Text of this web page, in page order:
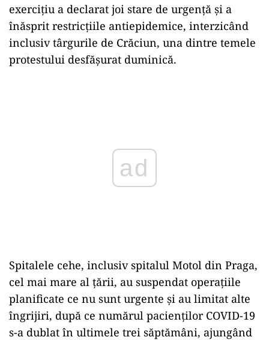
exerciţiu a declarat joi stare de urgenţă şi a
înăsprit restricţiile antiepidemice, interzicând
inclusiv târgurile de Crăciun, una dintre temele
protestului desfăşurat duminică.
Spitalele cehe, inclusiv spitalul Motol din Praga,
cel mai mare al ţării, au suspendat operaţiile
planificate ce nu sunt urgente şi au limitat alte
îngrijiri, după ce numărul pacienţilor COVID-19
s-a dublat în ultimele trei săptămâni, ajungând